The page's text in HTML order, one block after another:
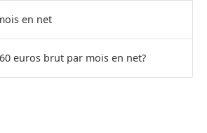
en net
euros brut par mois en net?